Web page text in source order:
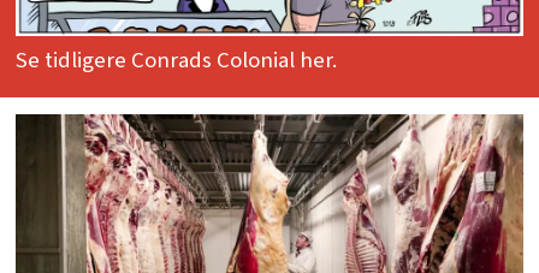
Se tidligere Conrads Colonial her.